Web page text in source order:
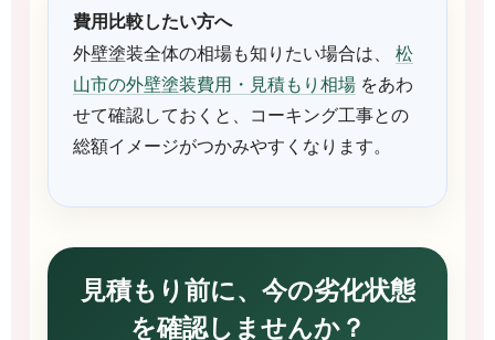
費用比較したい方へ
外壁塗装全体の相場も知りたい場合は、松
山市の外壁塗装費用・見積もり相場 をあわ
せて確認しておくと、コーキング工事との
総額イメージがつかみやすくなります。
見積もり前に、今の劣化状態
を確認しませんか？